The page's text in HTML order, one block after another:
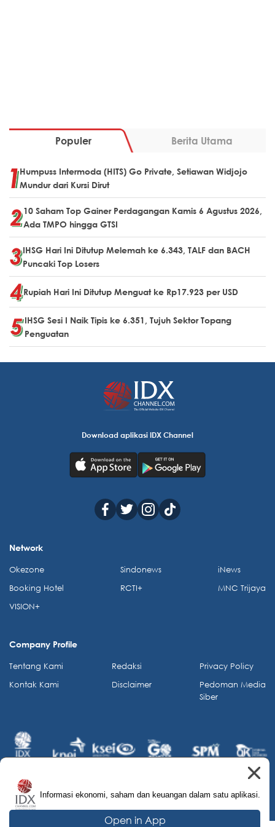
Populer Berita Utama
Humpuss Intermoda (HITS) Go Private, Setiawan Widjojo
Mundur dari Kursi Dirut
10 Saham Top Gainer Perdagangan Kamis 6 Agustus 2026,
Ada TMPO hingga GTSI
IHSG Hari Ini Ditutup Melemah ke 6.343, TALF dan BACH
Puncaki Top Losers
Rupiah Hari Ini Ditutup Menguat ke Rp17.923 per USD
IHSG Sesi I Naik Tipis ke 6.351, Tujuh Sektor Topang
Penguatan
Informasi ekonomi, saham dan keuangan dalam satu aplikasi.
Open in App
Download aplikasi IDX Channel
Network
Okezone
Booking Hotel
VISION+
Sindonews
RCTI+
iNews
MNC Trijaya
Company Profile
Tentang Kami
Kontak Kami
Redaksi
Disclaimer
Privacy Policy
Pedoman Media
Siber
© 2026 IDX Channel. All Rights Reserved.